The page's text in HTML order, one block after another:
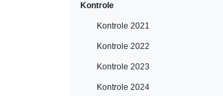
Kontrole
Kontrole 2021
Kontrole 2022
Kontrole 2023
Kontrole 2024